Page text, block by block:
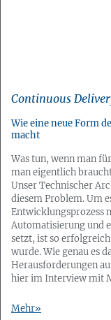
Continuous
Wie eine neue Form
macht
Was tun, wenn man
man eigentlich
Unser Technischer
diesem Problem. Um
Entwicklungsprozess
Automatisierung und
setzt, ist so
wurde. Wie genau es
Herausforderungen
hier im Interview mit
Mehr